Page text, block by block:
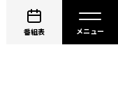
番組表
子 My Sweet